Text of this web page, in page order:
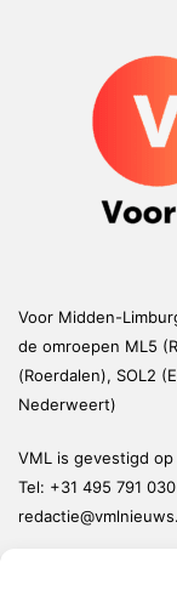
Voor Midden-
de omroepen ML5
(Roerdalen), SOL2
Nederweert)
VML is gevestigd
Tel: +31 495 791 030